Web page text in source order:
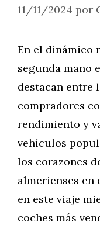
11/11/2024 por
En el dinámico
segunda mano
destacan entre
compradores
rendimiento y
vehículos
los corazones
almerienses en
en este viaje
coches más